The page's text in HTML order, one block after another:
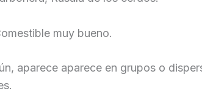
muy bueno.
aparece aparece en grupos o